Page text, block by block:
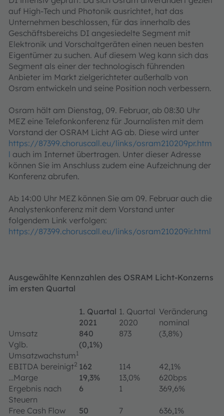
auf High-Tech und Photonik ausrichtet, hat das
Unternehmen beschlossen, für das innerhalb des
Geschäftsbereichs DI angesiedelte Segment mit
Elektronik und Vorschaltgeräten einen neuen besten
Eigentümer zu suchen. Auf diesem Weg kann sich das
Segment als einer der technologisch führenden
Anbieter im Markt zielgerichteter außerhalb von
Osram entwickeln und seine Position noch verbessern.
Osram hält am Dienstag, 09. Februar, ab 08:30 Uhr
MEZ eine Telefonkonferenz für Journalisten mit dem
Vorstand der OSRAM Licht AG ab. Diese wird unter
https://87399.choruscall.eu/links/osram210209pr.htm
l auch im Internet übertragen. Unter dieser Adresse
können Sie im Anschluss zudem eine Aufzeichnung der
Konferenz abrufen.
Ab 14:00 Uhr MEZ können Sie am 09. Februar auch die
Analystenkonferenz mit dem Vorstand unter
folgendem Link verfolgen:
https://87399.choruscall.eu/links/osram210209ir.html
Ausgewählte Kennzahlen des OSRAM Licht-Konzerns
im ersten Quartal
1. Quartal
2021
1. Quartal
2020
Veränderung
nominal
Umsatz
840 873
(3,8%)
Vglb.
Umsatzwachstum1
(0,1%)
EBITDA bereinigt2 162 114
42,1%
…Marge
19,3% 13,0%
620bps
Ergebnis nach
Steuern
6 1 369,6%
Free Cash Flow 50 7
636,1%